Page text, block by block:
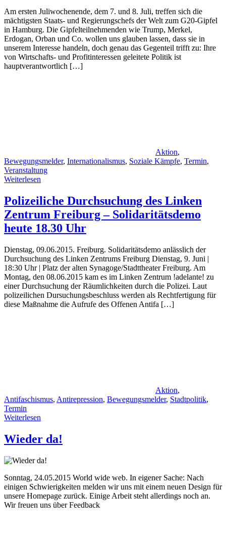
Am ersten Juliwochenende, dem 7. und 8. Juli, treffen sich die
mächtigsten Staats- und Regierungschefs der Welt zum G20-Gipfel
in Hamburg. Die Gipfelteilnehmenden wie Trump, Merkel,
Erdogan, Orban und Co. wollen uns glauben lassen, dass sie in
unserem Interesse handeln, doch genau das Gegenteil trifft zu: Ihre
von Wirtschafts- und Profitinteressen geleitete Politik ist
hauptverantwortlich […]
Aktion,
Bewegungsmelder, Internationalismus, Soziale Kämpfe, Termin,
Veranstaltung
Weiterlesen
Polizeiliche Durchsuchung des Linken
Zentrum Freiburg – Solidaritätsdemo
heute 18.30 Uhr
Dienstag, 09.06.2015. Freiburg. Soli­da­ri­täts­demo anläss­lich der
Durch­su­chung des Lin­ken Zen­trums Freiburg Diens­tag, 9. Juni |
18:30 Uhr | Platz der alten Synagoge/Stadttheater Frei­burg. Am
Montag, den 08.06.2015 kam es im Linken Zentrum !adelante! zu
einer Durchsuchung der Räumlichkeiten durch die Polizei. Laut
polizeilichen Dursuchungsbeschluss werden als Rechtfertigung für
diese Maßnahme die Aufrufe des Offe­nen Antifa […]
Aktion,
Antifaschismus, Antirepression, Bewegungsmelder, Stadtpolitik,
Termin
Weiterlesen
Wieder da!
Sonntag, 24.05.2015 World wide web. In eigener Sache: Nach
einigen Schwierigkeiten melden wir uns mit einem neuen Design für
unsere Homepage zurück. Einige Arbeit steht allerdings noch an.
Wir freuen uns über Feedback